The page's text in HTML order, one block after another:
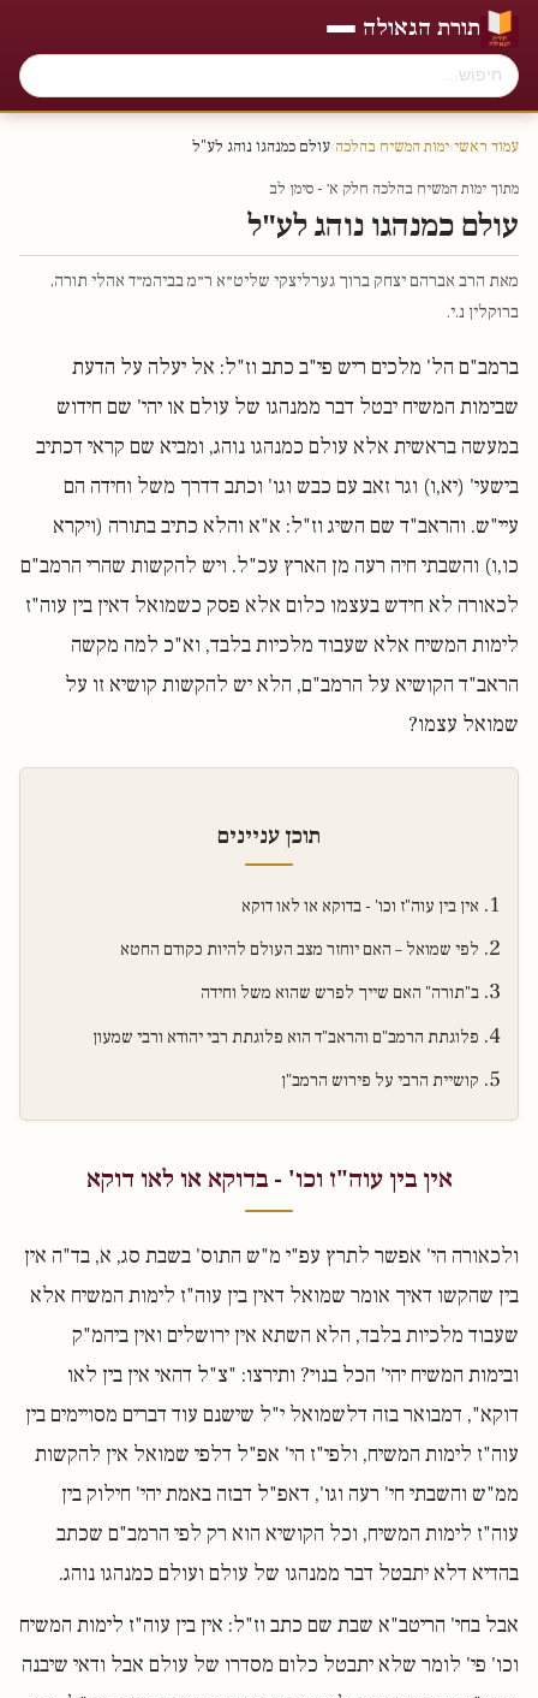
תורת הגאולה
עמוד ראשי›ימות המשיח בהלכה›עולם כמנהגו נוהג לע"ל
מתוך ימות המשיח בהלכה חלק א׳ - סימן לב
עולם כמנהגו נוהג לע"ל
מאת הרב אברהם יצחק ברוך גערליצקי שליט״א ר״מ בביהמ״ד אהלי תורה,
ברוקלין נ.י.
ברמב"ם הל' מלכים ריש פי"ב כתב וז"ל: אל יעלה על הדעת
שבימות המשיח יבטל דבר ממנהגו של עולם או יהי' שם חידוש
במעשה בראשית אלא עולם כמנהגו נוהג, ומביא שם קראי דכתיב
בישעי' (יא,ו) וגר זאב עם כבש וגו' וכתב דדרך משל וחידה הם
עיי"ש. והראב"ד שם השיג וז"ל: א"א והלא כתיב בתורה (ויקרא
כו,ו) והשבתי חיה רעה מן הארץ עכ"ל. ויש להקשות שהרי הרמב"ם
לכאורה לא חידש בעצמו כלום אלא פסק כשמואל דאין בין עוה"ז
לימות המשיח אלא שעבוד מלכיות בלבד, וא"כ למה מקשה
הראב"ד הקושיא על הרמב"ם, הלא יש להקשות קושיא זו על
שמואל עצמו?
תוכן עניינים
אין בין עוה"ז וכו' - בדוקא או לאו דוקא
לפי שמואל – האם יוחזר מצב העולם להיות כקודם החטא
ב"תורה" האם שייך לפרש שהוא משל וחידה
פלוגתת הרמב"ם והראב"ד הוא פלוגתת רבי יהודא ורבי שמעון
קושיית הרבי על פירוש הרמב"ן
אין בין עוה"ז וכו' - בדוקא או לאו דוקא
ולכאורה הי' אפשר לתרץ עפ"י מ"ש התוס' בשבת סג, א, בד"ה אין
בין שהקשו דאיך אומר שמואל דאין בין עוה"ז לימות המשיח אלא
שעבוד מלכיות בלבד, הלא השתא אין ירושלים ואין ביהמ"ק
ובימות המשיח יהי' הכל בנוי? ותירצו: "צ"ל דהאי אין בין לאו
דוקא", דמבואר בזה דלשמואל י"ל שישנם עוד דברים מסויימים בין
עוה"ז לימות המשיח, ולפי"ז הי' אפ"ל דלפי שמואל אין להקשות
ממ"ש והשבתי חי' רעה וגו', דאפ"ל דבזה באמת יהי' חילוק בין
עוה"ז לימות המשיח, וכל הקושיא הוא רק לפי הרמב"ם שכתב
בהדיא דלא יתבטל דבר ממנהגו של עולם ועולם כמנהגו נוהג.
אבל בחי' הריטב"א שבת שם כתב וז"ל: אין בין עוה"ז לימות המשיח
וכו' פי' לומר שלא יתבטל כלום מסדרו של עולם אבל ודאי שיבנה